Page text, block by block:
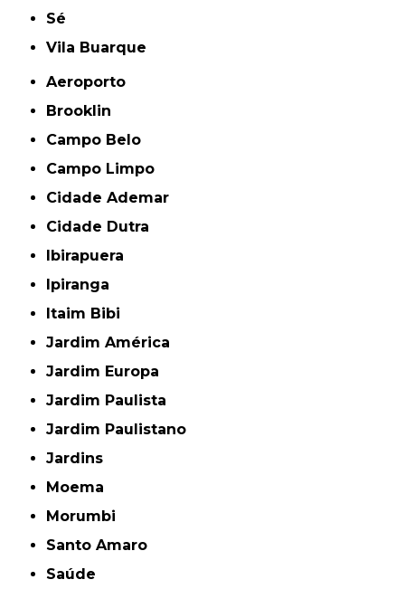
Sé
Vila Buarque
Aeroporto
Brooklin
Campo Belo
Campo Limpo
Cidade Ademar
Cidade Dutra
Ibirapuera
Ipiranga
Itaim Bibi
Jardim América
Jardim Europa
Jardim Paulista
Jardim Paulistano
Jardins
Moema
Morumbi
Santo Amaro
Saúde